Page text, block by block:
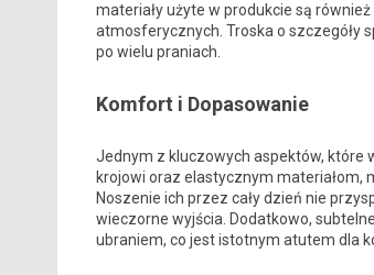
materiały użyte w produkcie są
atmosferycznych. Troska o szczegóły
po wielu praniach.
Komfort i Dopasowanie
Jednym z kluczowych aspektów, które
krojowi oraz elastycznym materiałom,
Noszenie ich przez cały dzień nie
wieczorne wyjścia. Dodatkowo,
ubraniem, co jest istotnym atutem dla